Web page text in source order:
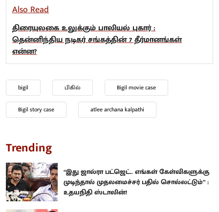
Also Read
திரையுலகை உலுக்கும் பாலியல் புகார் :
தென்னிந்திய நடிகர் சங்கத்தின் 7 தீர்மானங்கள்
என்ன?
bigil பிகில் Bigil movie case
Bigil story case atlee archana kalpathi
Trending
“இது ஜால்ரா பட்ஜெட்.. எங்கள் கேள்விகளுக்கு
முடிந்தால் முதலமைச்சர் பதில் சொல்லட்டும்” :
உதயநிதி ஸ்டாலின்!